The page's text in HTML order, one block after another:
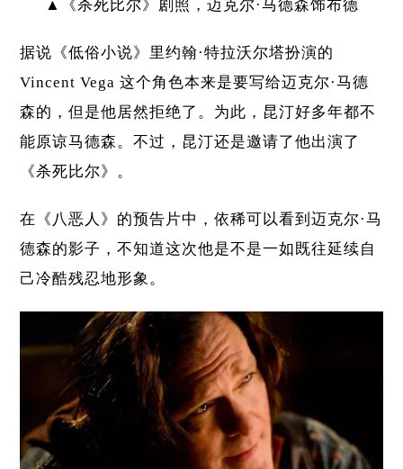
▲《杀死比尔》剧照，迈克尔·马德森饰布德
据说《低俗小说》里约翰·特拉沃尔塔扮演的
Vincent Vega 这个角色本来是要写给迈克尔·马德
森的，但是他居然拒绝了。为此，昆汀好多年都不
能原谅马德森。不过，昆汀还是邀请了他出演了
《杀死比尔》。
在《八恶人》的预告片中，依稀可以看到迈克尔·马
德森的影子，不知道这次他是不是一如既往延续自
己冷酷残忍地形象。